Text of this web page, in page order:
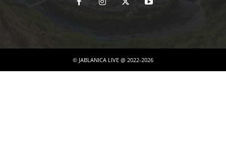
© JABLANICA LIVE @ 2022-2026